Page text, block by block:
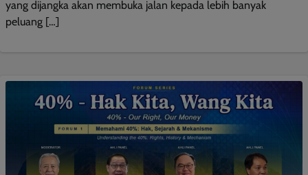
yang dijangka akan membuka jalan kepada lebih banyak
peluang […]